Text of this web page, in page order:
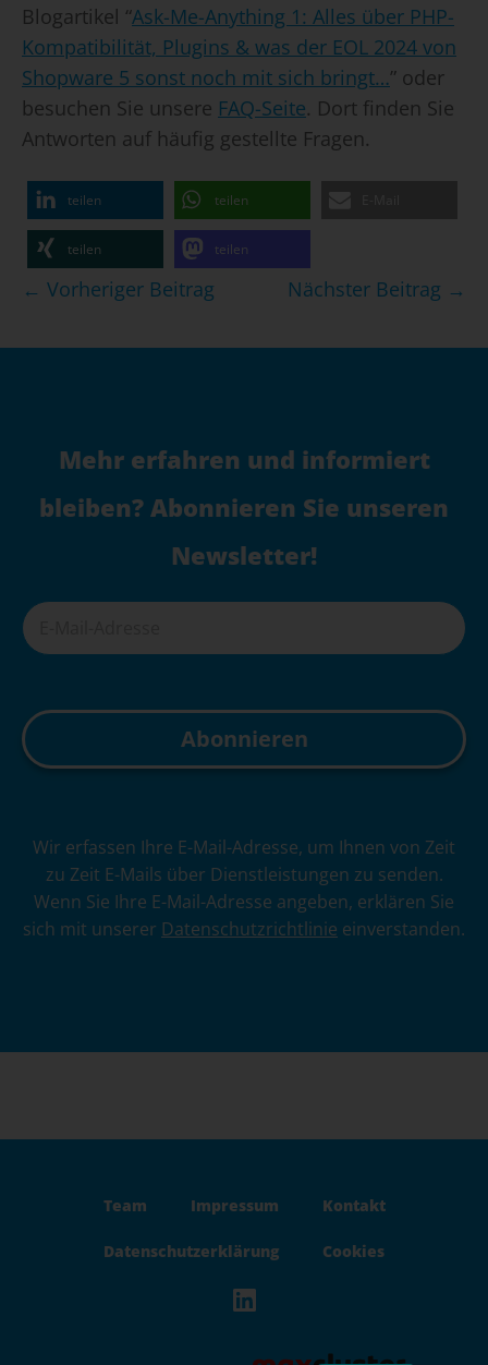
Blogartikel “Ask-Me-Anything 1: Alles über PHP-
Kompatibilität, Plugins & was der EOL 2024 von
Shopware 5 sonst noch mit sich bringt…” oder
besuchen Sie unsere FAQ-Seite. Dort finden Sie
Antworten auf häufig gestellte Fragen.
teilen teilen
teilen teilen
Beitragsnavigation
← Vorheriger Beitrag Nächster Beitrag →
Mehr erfahren und informiert
bleiben? Abonnieren Sie unseren
Newsletter!
e
e
Wir erfassen Ihre E-Mail-Adresse, um Ihnen von Zeit
zu Zeit E-Mails über Dienstleistungen zu senden.
Wenn Sie Ihre E-Mail-Adresse angeben, erklären Sie
sich mit unserer Datenschutzrichtlinie einverstanden.
Team Impressum Kontakt
Datenschutzerklärung Cookies